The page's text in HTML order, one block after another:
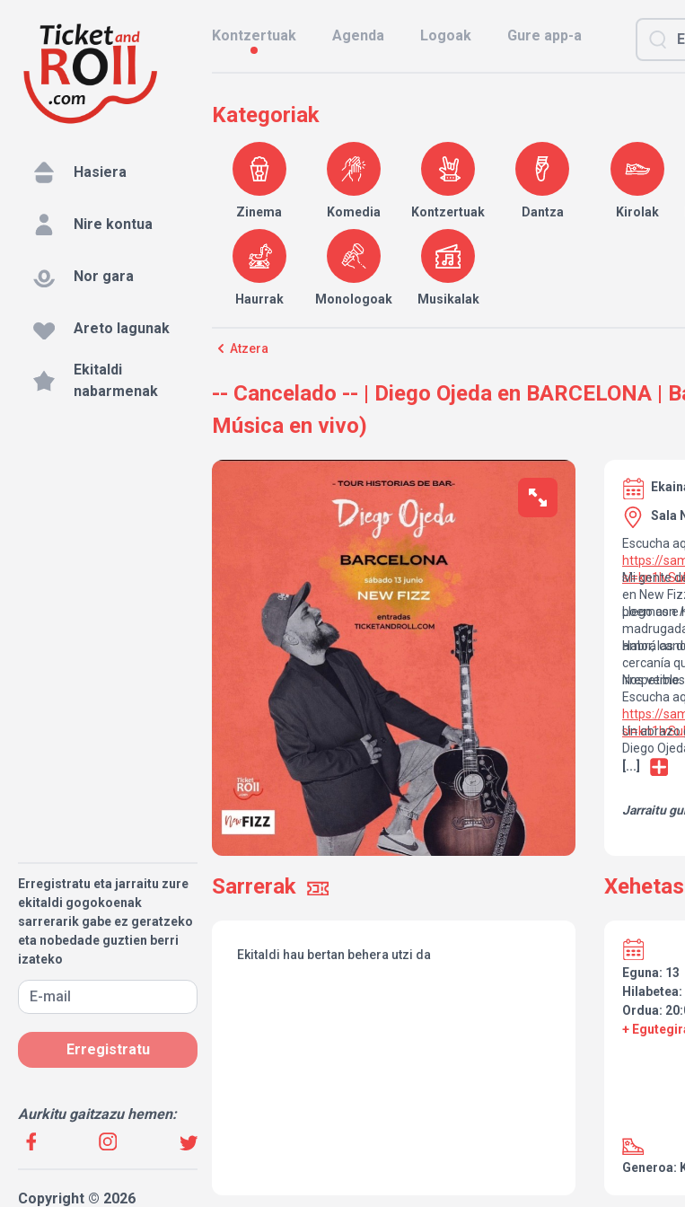
Hasiera
Nire kontua
Nor gara
Areto lagunak
Ekitaldi
nabarmenak
Erregistratu eta jarraitu zure
ekitaldi gogokoenak
sarrerarik gabe ez geratzeko
eta nobedade guztien berri
izateko
Erregistratu
Aurkitu gaitzazu hemen:
Copyright © 2026
Kontzertuak Agenda Logoak Gure app-a
Kategoriak
Zinema Komedia Kontzertuak Dantza Kirolak
Haurrak Monologoak Musikalak
Atzera
-- Cancelado -- | Diego Ojeda en BARCELONA |
Música en vivo)
Sala
Escucha
https://
Mi gente
en New
poemas e
Llego con
amor, las
Habrá
cercanía
irrepetible.
Nos
Escucha
https://
Un abrazo
Diego
[...]
Jarraitu
Sarrerak
Ekitaldi hau bertan behera utzi da
Eguna: 13
Ordua:
+
Generoa: